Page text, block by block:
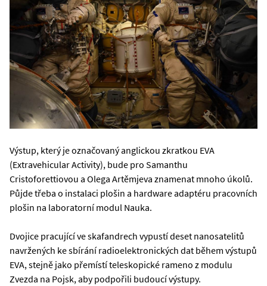
Výstup, který je označovaný anglickou zkratkou EVA
(Extravehicular Activity), bude pro Samanthu
Cristoforettiovou a Olega Artěmjeva znamenat mnoho úkolů.
Půjde třeba o instalaci plošin a hardware adaptéru pracovních
plošin na laboratorní modul Nauka.
Dvojice pracující ve skafandrech vypustí deset nanosatelitů
navržených ke sbírání radioelektronických dat během výstupů
EVA, stejně jako přemístí teleskopické rameno z modulu
Zvezda na Pojsk, aby podpořili budoucí výstupy.